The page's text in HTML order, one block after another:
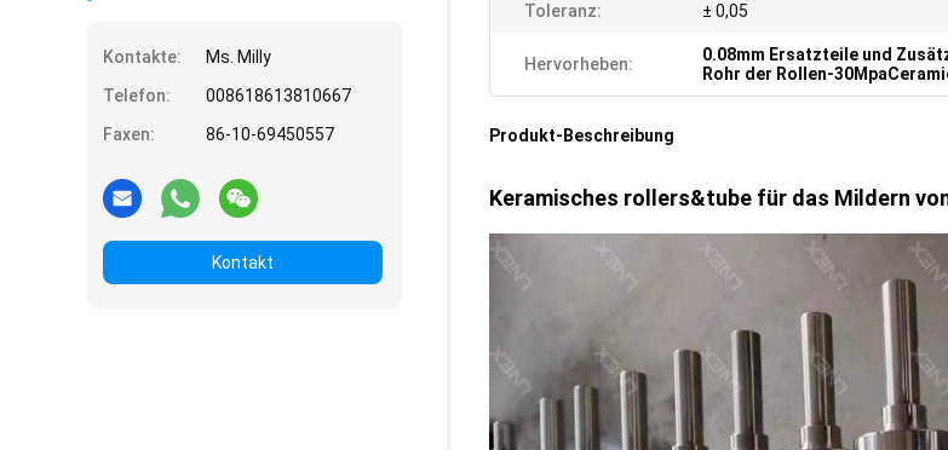
Kontakte:
Ms. Milly
Telefon:
008618613810667
Faxen:
86-10-69450557
Kontakt
Toleranz: ± 0,05
Hervorheben: 0.08mm Ersatzteile und
Rohr der Rollen-
Produkt-Beschreibung
Keramisches rollers&tube für das Mildern